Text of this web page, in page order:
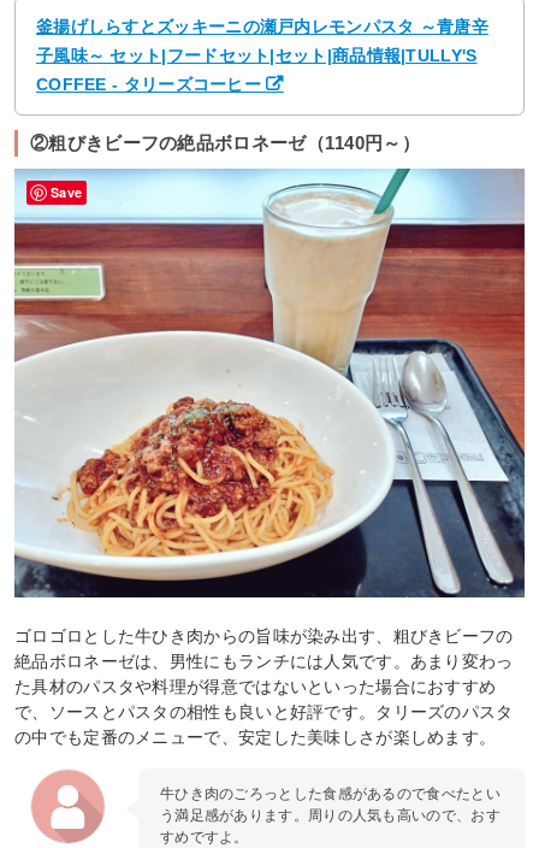
釜揚げしらすとズッキーニの瀬戸内レモンパスタ ～青唐辛
子風味～ セット|フードセット|セット|商品情報|TULLY'S
COFFEE - タリーズコーヒー
②粗びきビーフの絶品ボロネーゼ（1140円～）
ゴロゴロとした牛ひき肉からの旨味が染み出す、粗びきビーフの
絶品ボロネーゼは、男性にもランチには人気です。あまり変わっ
た具材のパスタや料理が得意ではないといった場合におすすめ
で、ソースとパスタの相性も良いと好評です。タリーズのパスタ
の中でも定番のメニューで、安定した美味しさが楽しめます。
牛ひき肉のごろっとした食感があるので食べたとい
う満足感があります。周りの人気も高いので、おす
すめですよ。
Save